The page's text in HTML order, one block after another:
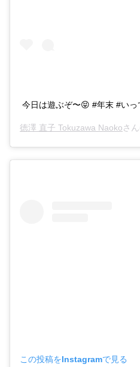
今日は遊ぶぞ〜😝 #年末 #いっ
徳澤 直子 Tokuzawa Naokoさん
この投稿をInstagramで見る